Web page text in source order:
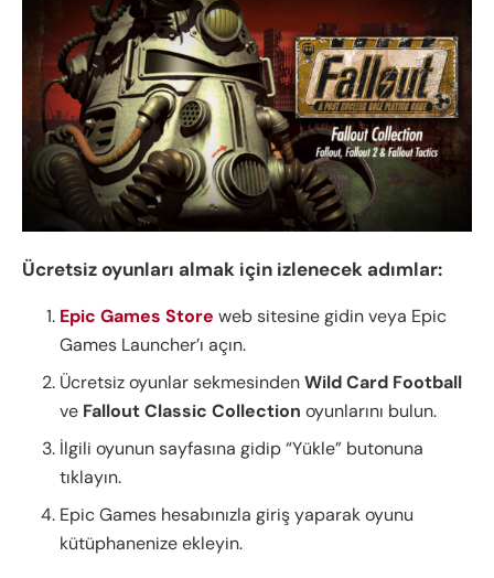
Ücretsiz oyunları almak için izlenecek adımlar:
Epic Games Store web sitesine gidin veya Epic
Games Launcher’ı açın.
Ücretsiz oyunlar sekmesindenWild Card Football
ve Fallout Classic Collection oyunlarını bulun.
İlgili oyunun sayfasına gidip “Yükle” butonuna
tıklayın.
Epic Games hesabınızla giriş yaparak oyunu
kütüphanenize ekleyin.